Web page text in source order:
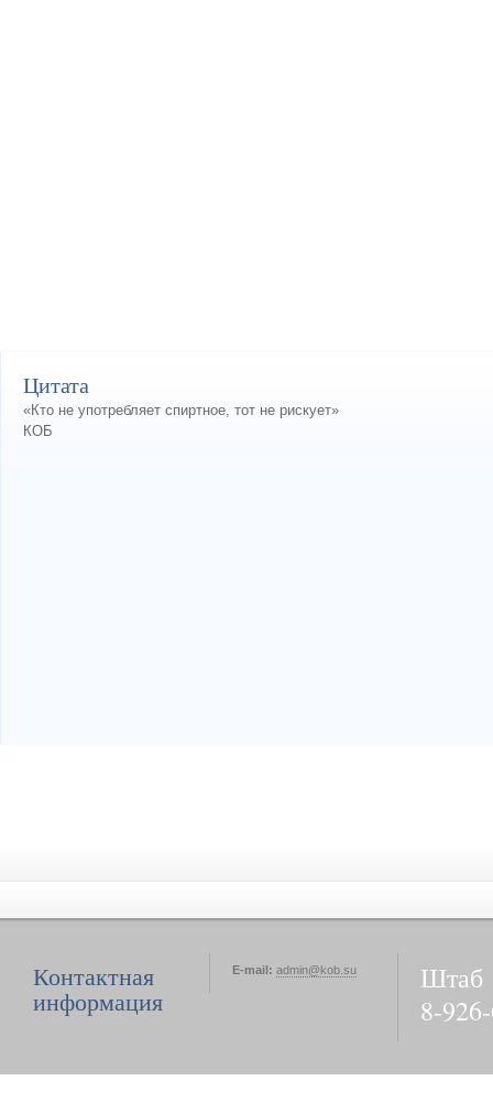
Цитата
«Кто не употребляет спиртное, тот не рискует»
КОБ
Контактная
информация
E-mail: admin@kob.su
Штаб
8-